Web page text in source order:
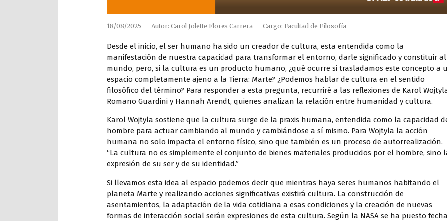
18/08/2025 Autor: Carol Jolette Flores Carrera Cargo: Facultad de Filosofía
Desde el inicio, el ser humano ha sido un creador de cultura, esta entendida como la
manifestación de nuestra capacidad para transformar el entorno, darle significado y constituir al
mundo, pero, si la cultura es un producto humano, ¿qué ocurre si trasladamos este concepto a
espacio completamente ajeno a la Tierra: Marte? ¿Podemos hablar de cultura en el sentido
filosófico del término? Para responder a esta pregunta, recurriré a las reflexiones de Karol
Romano Guardini y Hannah Arendt, quienes analizan la relación entre humanidad y cultura.
Karol Wojtyla sostiene que la cultura surge de la praxis humana, entendida como la capacidad
hombre para actuar cambiando al mundo y cambiándose a sí mismo. Para Wojtyla la acción
humana no solo impacta el entorno físico, sino que también es un proceso de autorrealización.
“La cultura no es simplemente el conjunto de bienes materiales producidos por el hombre, sino
expresión de su ser y de su identidad.”
Si llevamos esta idea al espacio podemos decir que mientras haya seres humanos habitando el
planeta Marte y realizando acciones significativas existirá cultura. La construcción de
asentamientos, la adaptación de la vida cotidiana a esas condiciones y la creación de nuevas
formas de interacción social serán expresiones de esta cultura. Según la NASA se ha puesto fecha